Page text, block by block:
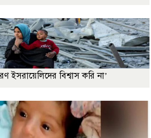
ইসরায়েলিদের বিশ্বাস করি না’